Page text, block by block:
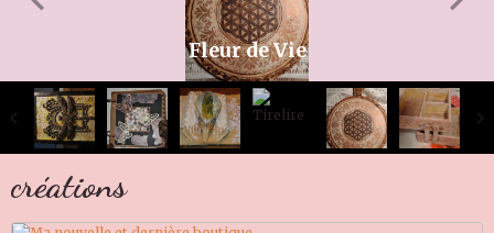
créations